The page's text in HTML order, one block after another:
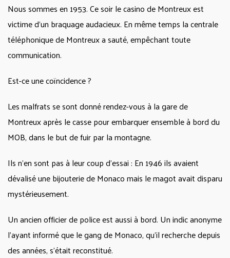
Nous sommes en 1953. Ce soir le casino de Montreux est
victime d’un braquage audacieux. En même temps la centrale
téléphonique de Montreux a sauté, empêchant toute
communication.
Est-ce une coïncidence ?
Les malfrats se sont donné rendez-vous à la gare de
Montreux après le casse pour embarquer ensemble à bord du
MOB, dans le but de fuir par la montagne.
Ils n’en sont pas à leur coup d’essai : En 1946 ils avaient
dévalisé une bijouterie de Monaco mais le magot avait disparu
mystérieusement.
Un ancien officier de police est aussi à bord. Un indic anonyme
l’ayant informé que le gang de Monaco, qu’il recherche depuis
des années, s’était reconstitué.